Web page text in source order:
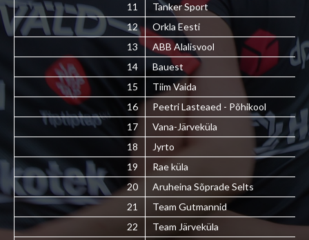
11
Tanker Sport
12
Orkla Eesti
13
ABB Alalisvool
14
Bauest
15
Tiim Vaida
16
Peetri Lasteaed - Põhikool
17
Vana-Järveküla
18
Jyrto
19
Rae küla
20
Aruheina Sõprade Selts
21
Team Gutmannid
22
Team Järveküla